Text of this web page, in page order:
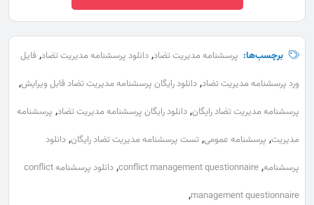
برچسب‌ها: پرسشنامه مدیریت تضاد, دانلود پرسشنامه مدیریت تضاد, فایل
ورد پرسشنامه مدیریت تضاد, دانلود رایگان پرسشنامه مدیریت تضاد قابل ویرایش,
پرسشنامه مدیریت تضاد رایگان, دانلود رایگان پرسشنامه مدیریت تضاد, پرسشنامه
مدیریت, پرسشنامه عمومی, تست پرسشنامه مدیریت تضاد رایگان, دانلود
پرسشنامه,
conflict management questionnaire
,
دانلود پرسشنامه conflict
management questionnaire
,